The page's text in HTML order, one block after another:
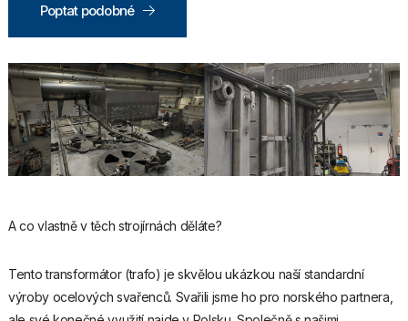
Poptat podobné
A co vlastně v těch strojírnách děláte?
Tento transformátor (trafo) je skvělou ukázkou naší standardní
výroby ocelových svařenců. Svařili jsme ho pro norského partnera,